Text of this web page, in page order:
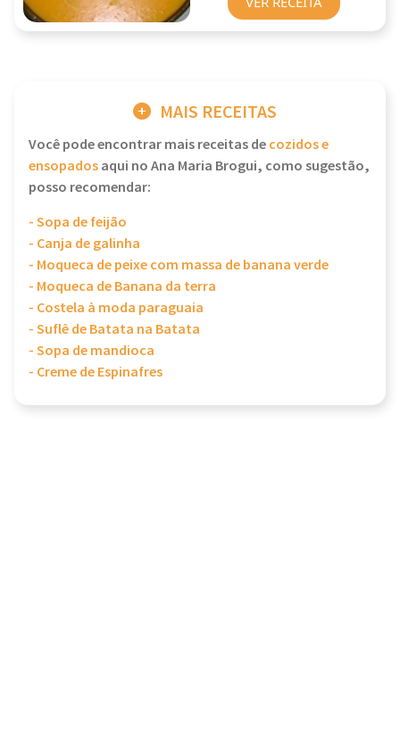
MAIS RECEITAS
Você pode encontrar mais receitas decozidos e
ensopadosaqui no Ana Maria Brogui, como sugestão,
posso recomendar:
- Sopa de feijão
- Canja de galinha
- Moqueca de peixe com massa de banana verde
- Moqueca de Banana da terra
- Costela à moda paraguaia
- Suflê de Batata na Batata
- Sopa de mandioca
- Creme de Espinafres